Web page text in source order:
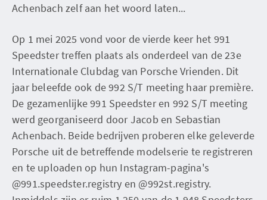
Achenbach zelf aan het woord laten...
Op 1 mei 2025 vond voor de vierde keer het 991
Speedster treffen plaats als onderdeel van de 23e
Internationale Clubdag van Porsche Vrienden. Dit
jaar beleefde ook de 992 S/T meeting haar première.
De gezamenlijke 991 Speedster en 992 S/T meeting
werd georganiseerd door Jacob en Sebastian
Achenbach. Beide bedrijven proberen elke geleverde
Porsche uit de betreffende modelserie te registreren
en te uploaden op hun Instagram-pagina's
@991.speedster.registry en @992st.registry.